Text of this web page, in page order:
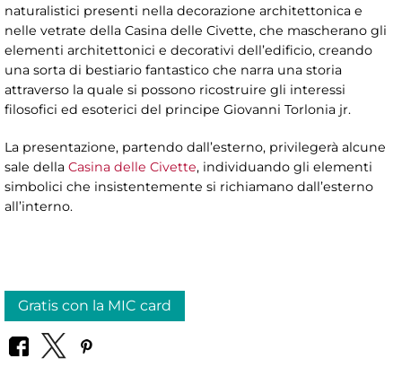
naturalistici presenti nella decorazione architettonica e
nelle vetrate della Casina delle Civette, che mascherano gli
elementi architettonici e decorativi dell’edificio, creando
una sorta di bestiario fantastico che narra una storia
attraverso la quale si possono ricostruire gli interessi
filosofici ed esoterici del principe Giovanni Torlonia jr.
La presentazione, partendo dall’esterno, privilegerà alcune
sale della Casina delle Civette, individuando gli elementi
simbolici che insistentemente si richiamano dall’esterno
all’interno.
Gratis con la MIC card